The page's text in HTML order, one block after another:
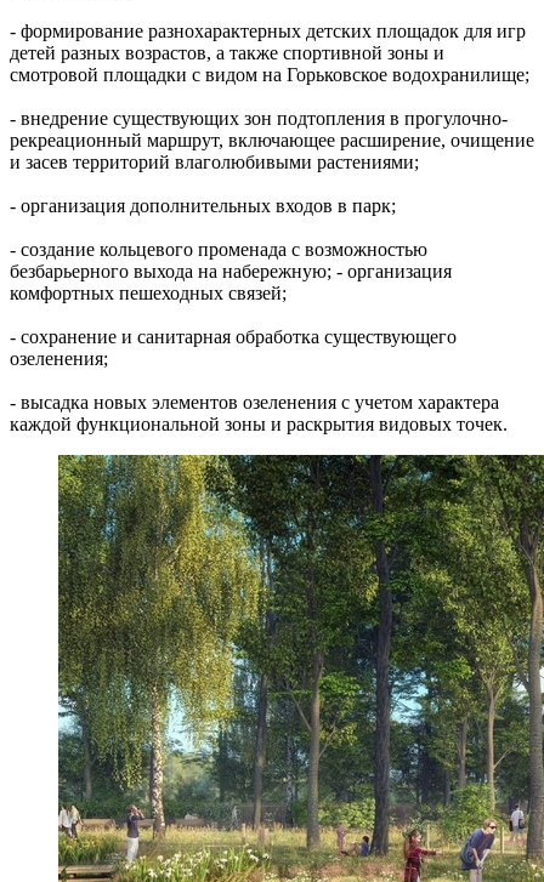
- формирование разнохарактерных детских площадок для игр
детей разных возрастов, а также спортивной зоны и
смотровой площадки с видом на Горьковское водохранилище;
- внедрение существующих зон подтопления в прогулочно-
рекреационный маршрут, включающее расширение, очищение
и засев территорий влаголюбивыми растениями;
- организация дополнительных входов в парк;
- создание кольцевого променада с возможностью
безбарьерного выхода на набережную; - организация
комфортных пешеходных связей;
- сохранение и санитарная обработка существующего
озеленения;
- высадка новых элементов озеленения с учетом характера
каждой функциональной зоны и раскрытия видовых точек.